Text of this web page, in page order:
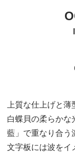
上質な仕上げと薄
白蝶貝の柔らかな
藍」で重なり合う
文字板には波をイ